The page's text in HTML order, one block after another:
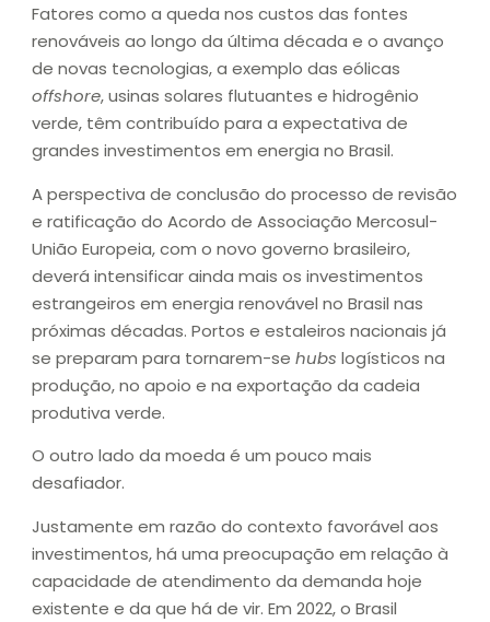
Fatores como a queda nos custos das fontes
renováveis ao longo da última década e o avanço
de novas tecnologias, a exemplo das eólicas
offshore, usinas solares flutuantes e hidrogênio
verde, têm contribuído para a expectativa de
grandes investimentos em energia no Brasil.
A perspectiva de conclusão do processo de revisão
e ratificação do Acordo de Associação Mercosul-
União Europeia, com o novo governo brasileiro,
deverá intensificar ainda mais os investimentos
estrangeiros em energia renovável no Brasil nas
próximas décadas. Portos e estaleiros nacionais já
se preparam para tornarem-se hubs logísticos na
produção, no apoio e na exportação da cadeia
produtiva verde.
O outro lado da moeda é um pouco mais
desafiador.
Justamente em razão do contexto favorável aos
investimentos, há uma preocupação em relação à
capacidade de atendimento da demanda hoje
existente e da que há de vir. Em 2022, o Brasil